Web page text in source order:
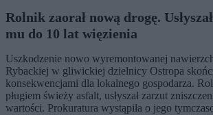
Rolnik zaorał nową drogę.
mu do 10 lat więzienia
Uszkodzenie nowo wyremontowanej
Rybackiej w gliwickiej dzielnicy Ostropa
konsekwencjami dla lokalnego gospodarza.
pługiem świeży asfalt, usłyszał zarzut
wartości. Prokuratura wystąpiła o jego